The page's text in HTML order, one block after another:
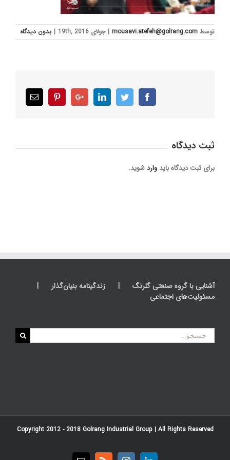
توسط mousavi.atefeh@golrang.com
| جولای 19th, 2016 | بدون ديدگاه
Facebook
Twitter
LinkedIn
Google+
Pinterest
Email
ثبت ديدگاه
برای ثبت دیدگاه باید واردشوید.
آشنایی با گروه صنعتی گلرنگ
زندگینامه بنیان‌گذار
مسئولیت‌های اجتماعی
جستجو
برای:
Copyright 2012 - 2018 Golrang Industrial Group| All Rights Reserved